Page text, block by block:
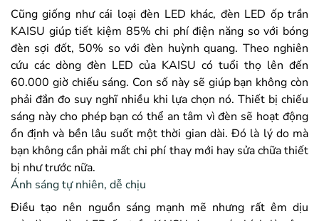
Cũng giống như cái loại đèn LED khác, đèn LED ốp trần
KAISU giúp tiết kiệm 85% chi phí điện năng so với bóng
đèn sợi đốt, 50% so với đèn huỳnh quang. Theo nghiên
cứu các dòng đèn LED của KAISU có tuổi thọ lên đến
60.000 giờ chiếu sáng. Con số này sẽ giúp bạn không còn
phải đắn đo suy nghĩ nhiều khi lựa chọn nó. Thiết bị chiếu
sáng này cho phép bạn có thể an tâm vì đèn sẽ hoạt động
ổn định và bền lâu suốt một thời gian dài. Đó là lý do mà
bạn không cần phải mất chi phí thay mới hay sửa chữa thiết
bị như trước nữa.
Ánh sáng tự nhiên, dễ chịu
Điều tạo nên nguồn sáng mạnh mẽ nhưng rất êm dịu